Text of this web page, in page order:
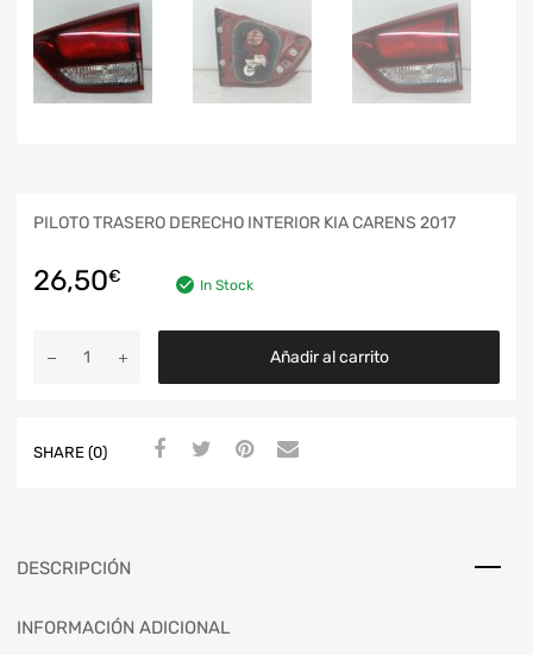
PILOTO TRASERO DERECHO INTERIOR KIA CARENS 2017
26,50€ In Stock
Añadir al carrito
SHARE (0)
DESCRIPCIÓN
INFORMACIÓN ADICIONAL